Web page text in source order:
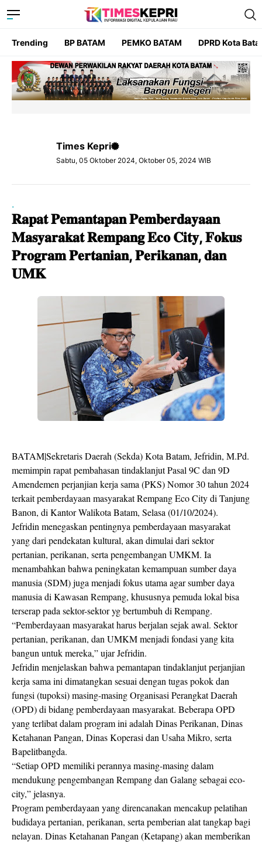
Trending BP BATAM PEMKO BATAM DPRD Kota
Times Kepri
Sabtu, 05 Oktober 2024, Oktober 05, 2024 WIB
.
𝐑𝐚𝐩𝐚𝐭 𝐏𝐞𝐦𝐚𝐧𝐭𝐚𝐩𝐚𝐧 𝐏𝐞𝐦𝐛𝐞𝐫𝐝𝐚𝐲𝐚𝐚𝐧
𝐌𝐚𝐬𝐲𝐚𝐫𝐚𝐤𝐚𝐭 𝐑𝐞𝐦𝐩𝐚𝐧𝐠 𝐄𝐜𝐨 𝐂𝐢𝐭𝐲, 𝐅𝐨𝐤𝐮𝐬
𝐏𝐫𝐨𝐠𝐫𝐚𝐦 𝐏𝐞𝐫𝐭𝐚𝐧𝐢𝐚𝐧, 𝐏𝐞𝐫𝐢𝐤𝐚𝐧𝐚𝐧, 𝐝𝐚𝐧
𝐔𝐌𝐊
BATAM|Sekretaris Daerah (Sekda) Kota Batam, Jefridin, M.Pd.
memimpin rapat pembahasan tindaklanjut Pasal 9C dan 9D
Amendemen perjanjian kerja sama (PKS) Nomor 30 tahun 2024
terkait pemberdayaan masyarakat Rempang Eco City di Tanjung
Banon, di Kantor Walikota Batam, Selasa (01/10/2024).
Jefridin menegaskan pentingnya pemberdayaan masyarakat
yang dari pendekatan kultural, akan dimulai dari sektor
pertanian, perikanan, serta pengembangan UMKM. Ia
menambahkan bahwa peningkatan kemampuan sumber daya
manusia (SDM) juga menjadi fokus utama agar sumber daya
manusia di Kawasan Rempang, khususnya pemuda lokal bisa
terserap pada sektor-sektor yg bertumbuh di Rempang.
“Pemberdayaan masyarakat harus berjalan sejak awal. Sektor
pertanian, perikanan, dan UMKM menjadi fondasi yang kita
bangun untuk mereka,” ujar Jefridin.
Jefridin menjelaskan bahwa pemantapan tindaklanjut perjanjian
kerja sama ini dimatangkan sesuai dengan tugas pokok dan
fungsi (tupoksi) masing-masing Organisasi Perangkat Daerah
(OPD) di bidang pemberdayaan masyarakat. Beberapa OPD
yang terlibat dalam program ini adalah Dinas Perikanan, Dinas
Ketahanan Pangan, Dinas Koperasi dan Usaha Mikro, serta
Bapelitbangda.
“Setiap OPD memiliki perannya masing-masing dalam
mendukung pengembangan Rempang dan Galang sebagai eco-
city,” jelasnya.
Program pemberdayaan yang direncanakan mencakup pelatihan
budidaya pertanian, perikanan, serta pemberian alat tangkap bagi
nelayan. Dinas Ketahanan Pangan (Ketapang) akan memberikan